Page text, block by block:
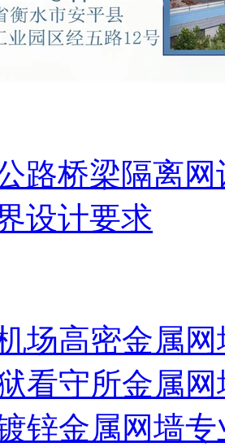
路桥梁隔离
设计要求
场高密金属
看守所金属
锌金属网墙